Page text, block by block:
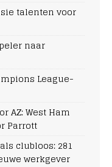
talenten voor
naar
League-
AZ: West Ham
Parrott
clubloos: 281
werkgever